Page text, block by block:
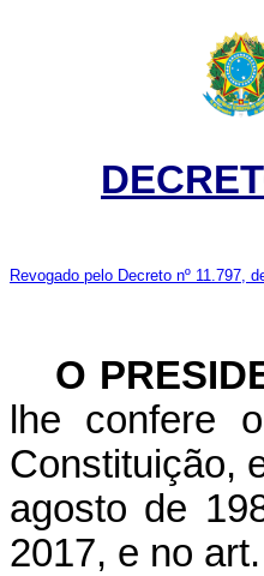
Revogado pelo Decreto nº 11.797,
O
lhe confere
Constituição,
agosto de
2017, e no